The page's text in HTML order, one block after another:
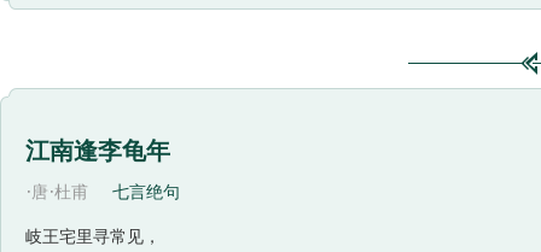
名流经常雅集之处，是鼎盛的开元时期丰富多彩的精神文
人出入其间，接触李龟年这样的艺术明星，是“寻常”而不难
长回味的时间。
梦一样的回忆，毕竟改变不了眼前的现实。“正是江南好
往的作快意之游的所在。诗人真正置身其间，所面对的竟是
江南逢李龟年
·唐·杜甫 七言绝句
岐王宅里寻常见，